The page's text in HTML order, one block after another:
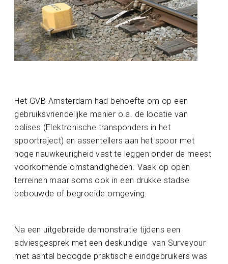
Het GVB Amsterdam had behoefte om op een
gebruiksvriendelijke manier o.a. de locatie van
balises (Elektronische transponders in het
spoortraject) en assentellers aan het spoor met
hoge nauwkeurigheid vast te leggen onder de meest
voorkomende omstandigheden. Vaak op open
terreinen maar soms ook in een drukke stadse
bebouwde of begroeide omgeving.
Na een uitgebreide demonstratie tijdens een
adviesgesprek met een deskundige van Surveyour
met aantal beoogde praktische eindgebruikers was